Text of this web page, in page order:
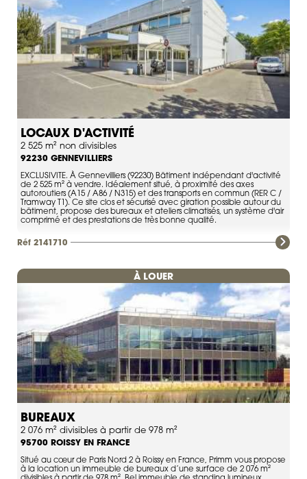
LOCAUX D'ACTIVITÉ
2 525 m² non divisibles
92230 GENNEVILLIERS
EXCLUSIVITE. À Gennevilliers (92230) Bâtiment indépendant d'activité
de 2 525 m² à vendre. Idéalement situé, à proximité des axes
autoroutiers (A15 / A86 / N315) et des transports en commun (RER C /
Tramway T1). Ce site clos et sécurisé avec giration possible autour du
bâtiment, propose des bureaux et ateliers climatisés, un système d'air
comprimé et des prestations de très bonne qualité.
Réf 2141710
À LOUER
BUREAUX
2 076 m² divisibles à partir de 978 m²
95700 ROISSY EN FRANCE
Situé au cœur de Paris Nord 2 à Roissy en France, Primm vous propose
à la location un immeuble de bureaux d’une surface de 2 076 m²